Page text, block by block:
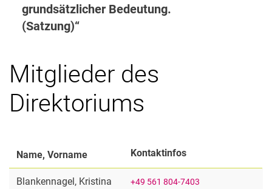
Direktorium
Wissenschaftlicher Beirat
Gleichstellungsbeauftragte
grundsätzlicher Bedeutung.
(Satzung)
Mitglieder des
Direktoriums
Name, Vorname Kontaktinfos
Blankennagel, Kristina
+49 561 804-7403